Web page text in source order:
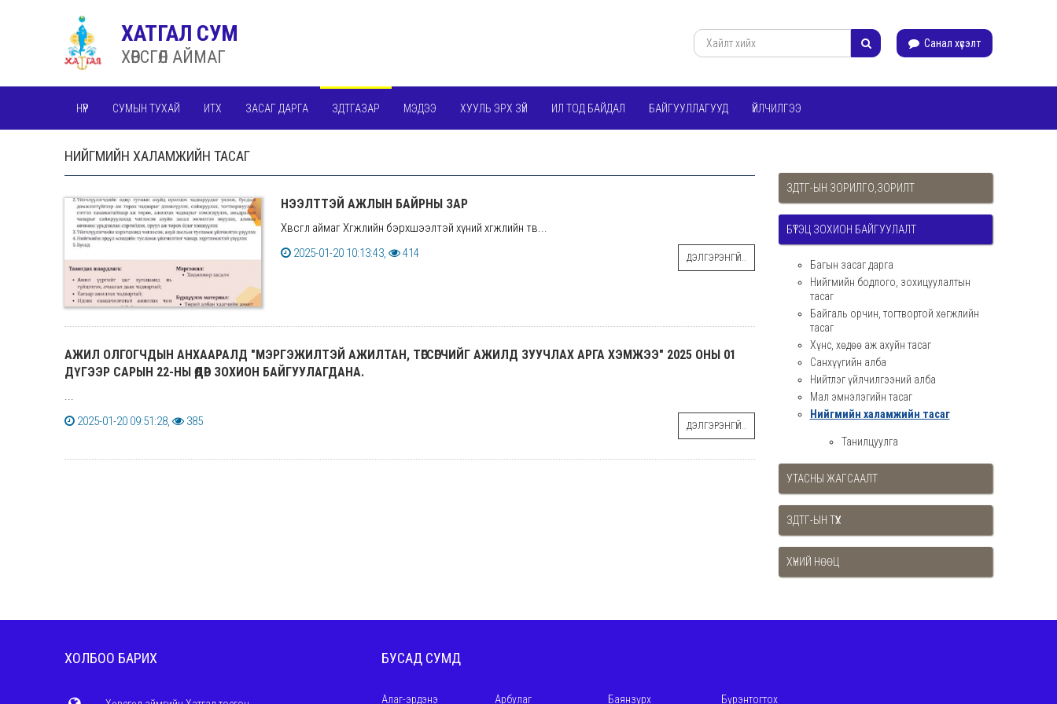
ХАТГАЛ СУМ
ХӨВСГӨЛ АЙМАГ
Санал хүсэлт
НҮҮР СУМЫН ТУХАЙ ИТХ ЗАСАГ ДАРГА ЗДТГАЗАР МЭДЭЭ ХУУЛЬ ЭРХ ЗҮЙ ИЛ ТОД БАЙДАЛ БАЙГУУЛЛАГУУД ҮЙЛЧИЛГЭЭ
НИЙГМИЙН ХАЛАМЖИЙН ТАСАГ
НЭЭЛТТЭЙ АЖЛЫН БАЙРНЫ ЗАР
Хөвсгөл аймаг Хөгжлийн бэрхшээлтэй хүний хөгжлийн төв...
2025-01-20 10:13:43,
414 ДЭЛГЭРЭНГҮЙ..
АЖИЛ ОЛГОГЧДЫН АНХААРАЛД "МЭРГЭЖИЛТЭЙ АЖИЛТАН, ТӨГСӨГЧИЙГ АЖИЛД ЗУУЧЛАХ АРГА ХЭМЖЭЭ" 2025 ОНЫ 01
ДҮГЭЭР САРЫН 22-НЫ ӨДӨР ЗОХИОН БАЙГУУЛАГДАНА.
...
2025-01-20 09:51:28,
385 ДЭЛГЭРЭНГҮЙ..
ЗДТГ-ЫН ЗОРИЛГО,ЗОРИЛТ
БҮТЭЦ ЗОХИОН БАЙГУУЛАЛТ
Багын засаг дарга
Нийгмийн бодлого, зохицуулалтын
тасаг
Байгаль орчин, тогтвортой хөгжлийн
тасаг
Хүнс, хөдөө аж ахуйн тасаг
Санхүүгийн алба
Нийтлэг үйлчилгээний алба
Мал эмнэлэгийн тасаг
Нийгмийн халамжийн тасаг
Танилцуулга
УТАСНЫ ЖАГСААЛТ
ЗДТГ-ЫН ТҮҮХ
ХҮНИЙ НӨӨЦ
ХОЛБОО БАРИХ БУСАД СУМД
Алаг-эрдэнэ Арбулаг Баянзүрх Бүрэнтогтох